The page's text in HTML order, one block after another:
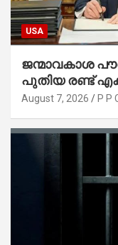
USA
ജന്മാവകാശ
പുതിയ രണ്ട്
ട്രംപ്
August 7, 2026 P P